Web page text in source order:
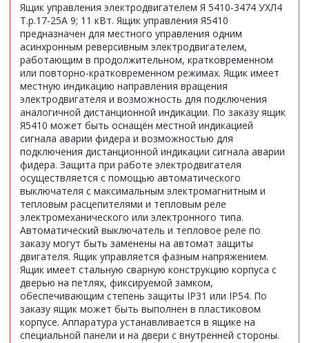
Ящик управления электродвигателем Я 5410-3474 УХЛ4
Т.р.17-25А 9; 11 кВт. Ящик управления Я5410
предназначен для местного управления одним
асинхронным реверсивным электродвигателем,
работающим в продолжительном, кратковременном
или повторно-кратковременном режимах. Ящик имеет
местную индикацию направления вращения
электродвигателя и возможность для подключения
аналогичной дистанционной индикации. По заказу ящик
Я5410 может быть оснащён местной индикацией
сигнала аварии фидера и возможностью для
подключения дистанционной индикации сигнала аварии
фидера. Защита при работе электродвигателя
осуществляется с помощью автоматического
выключателя с максимальным электромагнитным и
тепловым расцепителями и тепловым реле
электромеханического или электронного типа.
Автоматический выключатель и тепловое реле по
заказу могут быть заменены на автомат защиты
двигателя. Ящик управляется фазным напряжением.
Ящик имеет стальную сварную конструкцию корпуса с
дверью на петлях, фиксируемой замком,
обеспечивающим степень защиты IР31 или IP54. По
заказу ящик может быть выполнен в пластиковом
корпусе. Аппаратура устанавливается в ящике на
специальной панели и на двери с внутренней стороны.